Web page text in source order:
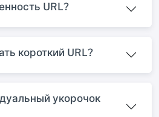
URL?
короткий URL?
укорочок